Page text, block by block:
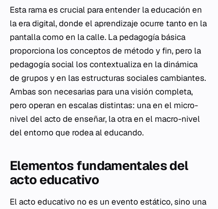
Esta rama es crucial para entender la educación en
la era digital, donde el aprendizaje ocurre tanto en la
pantalla como en la calle. La pedagogía básica
proporciona los conceptos de método y fin, pero la
pedagogía social los contextualiza en la dinámica
de grupos y en las estructuras sociales cambiantes.
Ambas son necesarias para una visión completa,
pero operan en escalas distintas: una en el micro-
nivel del acto de enseñar, la otra en el macro-nivel
del entorno que rodea al educando.
Elementos fundamentales del
acto educativo
El acto educativo no es un evento estático, sino una